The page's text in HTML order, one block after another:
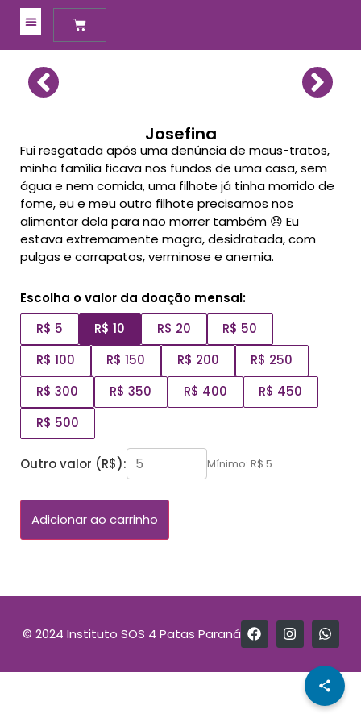
Josefina
Fui resgatada após uma denúncia de maus-tratos,
minha família ficava nos fundos de uma casa, sem
água e nem comida, uma filhote já tinha morrido de
fome, eu e meu outro filhote precisamos nos
alimentar dela para não morrer também 😞 Eu
estava extremamente magra, desidratada, com
pulgas e carrapatos, verminose e anemia.
Escolha o valor da doação mensal:
R$ 5
R$ 10 R$ 20
R$ 50
R$ 100
R$ 150 R$ 200
R$ 250
R$ 300
R$ 350 R$ 400
R$ 450
R$ 500
Outro valor (R$): Mínimo: R$ 5
Adicionar ao carrinho
© 2024 Instituto SOS 4 Patas Paraná